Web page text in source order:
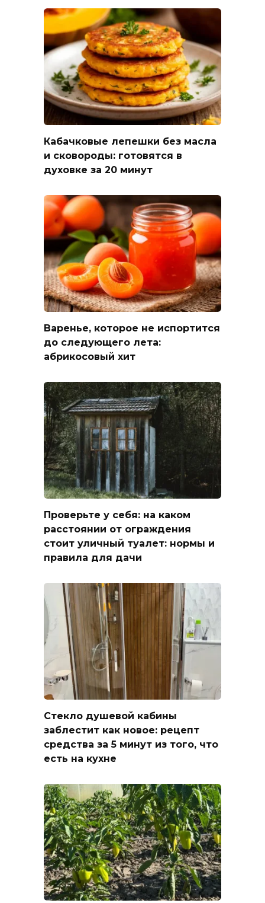
Кабачковые лепешки без масла
и сковороды: готовятся в
духовке за 20 минут
Варенье, которое не испортится
до следующего лета:
абрикосовый хит
Проверьте у себя: на каком
расстоянии от ограждения
стоит уличный туалет: нормы и
правила для дачи
Стекло душевой кабины
заблестит как новое: рецепт
средства за 5 минут из того, что
есть на кухне